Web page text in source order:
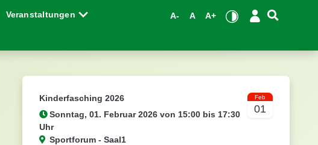
Veranstaltungen A- A A+
Kinderfasching 2026
Sonntag, 01. Februar 2026 von 15:00 bis 17:30
Uhr
Sportforum - Saal1
Feb
01